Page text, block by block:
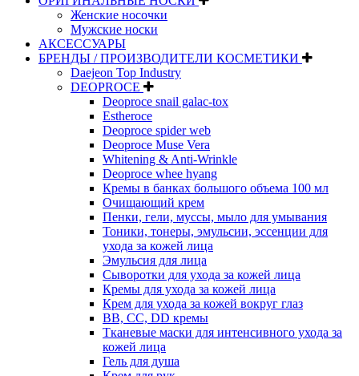
Женские носочки
Мужские носки
АКСЕССУАРЫ
БРЕНДЫ / ПРОИЗВОДИТЕЛИ КОСМЕТИКИ
Daejeon Top Industry
DEOPROCE
Deoproce snail galac-tox
Estheroce
Deoproce spider web
Deoproce Muse Vera
Whitening & Anti-Wrinkle
Deoproce whee hyang
Кремы в банках большого объема 100 мл
Очищающий крем
Пенки, гели, муссы, мыло для умывания
Тоники, тонеры, эмульсии, эссенции для
ухода за кожей лица
Эмульсия для лица
Сыворотки для ухода за кожей лица
Кремы для ухода за кожей лица
Крем для ухода за кожей вокруг глаз
BB, CC, DD кремы
Тканевые маски для интенсивного ухода за
кожей лица
Гель для душа